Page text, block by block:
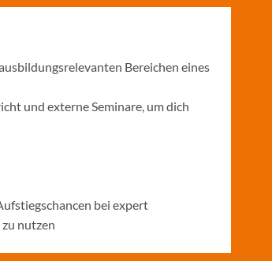
Bereichen eines
und externe Seminare, um dich
bei expert
nutzen